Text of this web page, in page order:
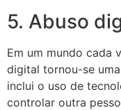
5. Abuso
Em um mundo cada
digital tornou-se
inclui o uso de
controlar outra